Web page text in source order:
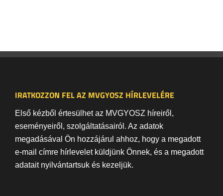
IRATKOZZON FEL AZ MVGYOSZ HÍRLEVELÉRE
Első kézből értesülhet az MVGYOSZ híreiről,
eseményeiről, szolgáltatásairól. Az adatok
megadásával Ön hozzájárul ahhoz, hogy a megadott
e-mail címre hírlevelet küldjünk Önnek, és a megadott
adatait nyilvántartsuk és kezeljük.